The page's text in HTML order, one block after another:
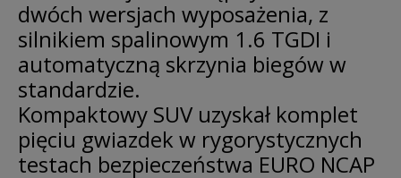
dwóch wersjach wyposażenia, z
silnikiem spalinowym 1.6 TGDI i
automatyczną skrzynia biegów w
standardzie.
Kompaktowy SUV uzyskał komplet
pięciu gwiazdek w rygorystycznych
testach bezpieczeństwa EURO NCAP